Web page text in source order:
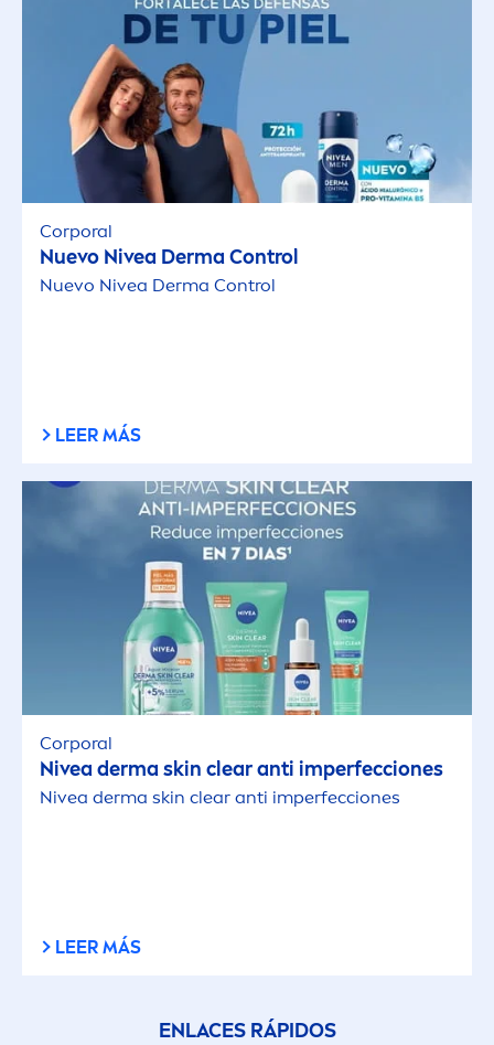
Corporal
Nuevo Nivea Derma Control
Nuevo Nivea Derma Control
LEER MÁS
Corporal
Niveadermaskin clear anti imperfecciones
Nivea derma skin clear anti imperfecciones
LEER MÁS
ENLACES RÁPIDOS